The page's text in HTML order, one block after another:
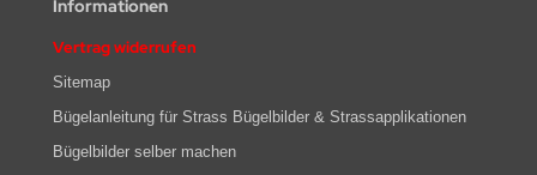
Informationen
Vertrag widerrufen
Sitemap
Bügelanleitung für Strass Bügelbilder & Strassapplikationen
Bügelbilder selber machen